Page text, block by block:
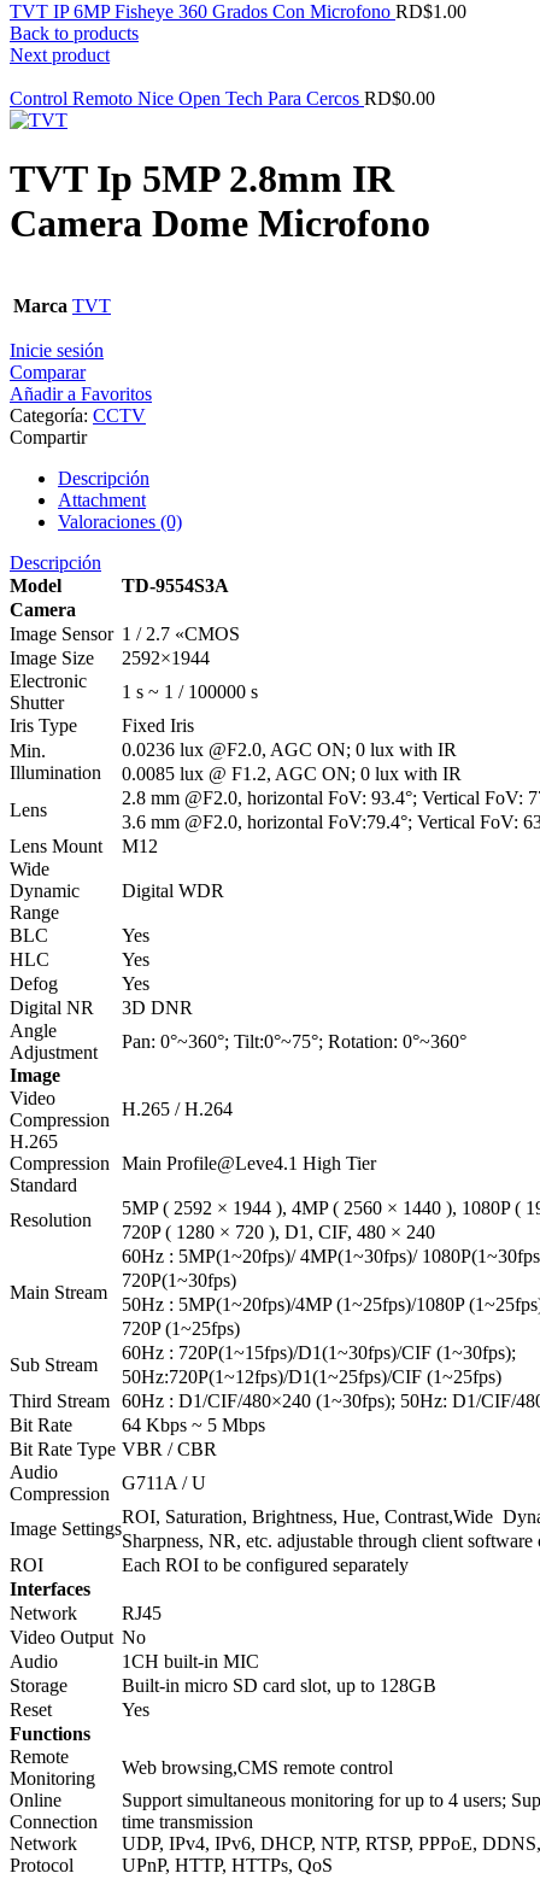
TVT IP 6MP Fisheye 360 Grados Con Microfono RD$1.00
Back to products
Next product
Control Remoto Nice Open Tech Para Cercos RD$0.00
TVT Ip 5MP 2.8mm IR
Camera Dome Microfono
Marca TVT
Inicie sesión
Comparar
Añadir a Favoritos
Categoría: CCTV
Compartir
Descripción
Attachment
Valoraciones (0)
Descripción
Model
TD-9554S3A
Camera
Image Sensor 1 / 2.7 «CMOS
Image Size
2592×1944
Electronic
Shutter
1 s ~ 1 / 100000 s
Iris Type
Fixed Iris
Min.
Illumination
0.0236 lux @F2.0, AGC ON; 0 lux with IR
0.0085 lux @ F1.2, AGC ON; 0 lux with IR
Lens
2.8 mm @F2.0, horizontal FoV: 93.4°; Vertical FoV:
3.6 mm @F2.0, horizontal FoV:79.4°; Vertical FoV:
Lens Mount
M12
Wide
Dynamic
Range
Digital WDR
BLC
Yes
HLC
Yes
Defog
Yes
Digital NR
3D DNR
Angle
Adjustment
Pan: 0°~360°; Tilt:0°~75°; Rotation: 0°~360°
Image
Video
Compression
H.265 / H.264
H.265
Compression
Standard
Main Profile@Leve4.1 High Tier
Resolution
5MP ( 2592 × 1944 ), 4MP ( 2560 × 1440 ), 1080P (
720P ( 1280 × 720 ), D1, CIF, 480 × 240
Main Stream
60Hz : 5MP(1~20fps)/ 4MP(1~30fps)/
720P(1~30fps)
50Hz : 5MP(1~20fps)/4MP (1~25fps)/1080P
720P (1~25fps)
Sub Stream
60Hz : 720P(1~15fps)/D1(1~30fps)/CIF (1~30fps);
50Hz:720P(1~12fps)/D1(1~25fps)/CIF (1~25fps)
Third Stream 60Hz : D1/CIF/480×240 (1~30fps); 50Hz: D1/CIF/
Bit Rate
64 Kbps ~ 5 Mbps
Bit Rate Type VBR / CBR
Audio
Compression
G711A / U
Image Settings
ROI, Saturation, Brightness, Hue, Contrast,Wide
Sharpness, NR, etc. adjustable through client
ROI
Each ROI to be configured separately
Interfaces
Network
RJ45
Video Output No
Audio
1CH built-in MIC
Storage
Built-in micro SD card slot, up to 128GB
Reset
Yes
Functions
Remote
Monitoring
Web browsing,CMS remote control
Online
Connection
Support simultaneous monitoring for up to 4 users;
time transmission
Network
Protocol
UDP, IPv4, IPv6, DHCP, NTP, RTSP, PPPoE,
UPnP, HTTP, HTTPs, QoS